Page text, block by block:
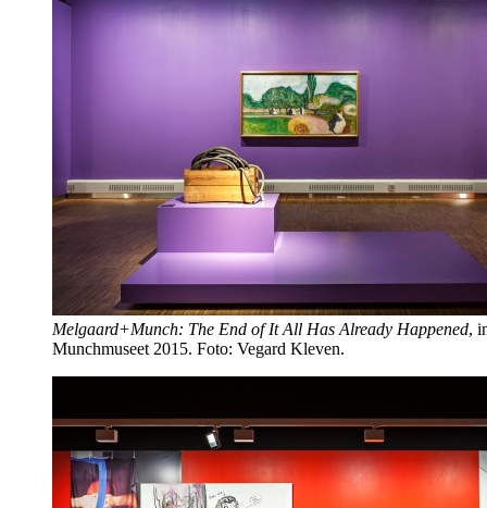
Melgaard+Munch: The End of It All Has Already Happened,
Munchmuseet 2015. Foto: Vegard Kleven.